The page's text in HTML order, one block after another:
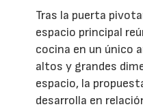
Tras la puerta
espacio principal
cocina en un único
altos y grandes
espacio, la
desarrolla en